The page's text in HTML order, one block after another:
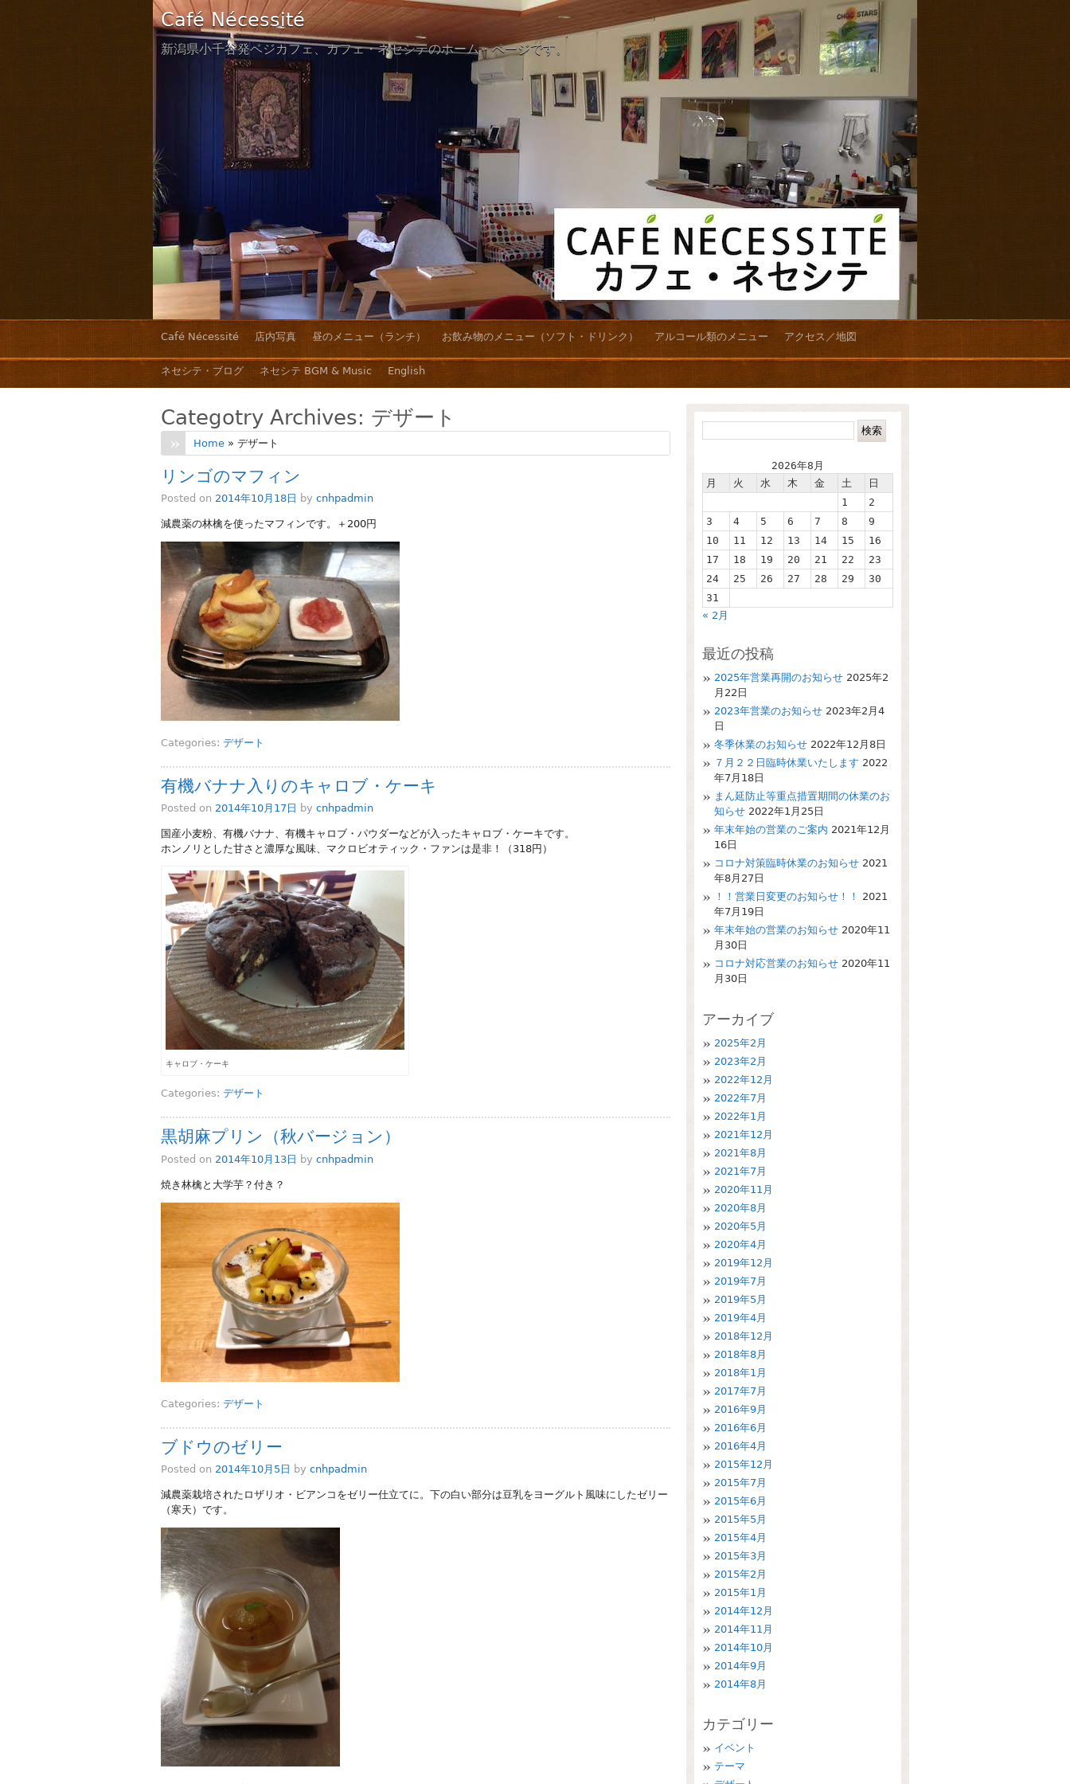
Café Nécessité
新潟県小千谷発ベジカフェ、カフェ・ネセシテのホーム・ページです。
Café Nécessité 店内写真 昼のメニュー（ランチ） お飲み物のメニュー（ソフト・ドリンク） アルコール類のメニュー アクセス／地図
ネセシテ・ブログ ネセシテ BGM & Music English
Categotry Archives: デザート
Home » デザート
リンゴのマフィン
Posted on 2014年10月18日 by cnhpadmin
減農薬の林檎を使ったマフィンです。＋200円
Categories: デザート
有機バナナ入りのキャロブ・ケーキ
Posted on 2014年10月17日 by cnhpadmin
国産小麦粉、有機バナナ、有機キャロブ・パウダーなどが入ったキャロブ・ケーキです。
ホンノリとした甘さと濃厚な風味、マクロビオティック・ファンは是非！（318円）
キャロブ・ケーキ
Categories: デザート
黒胡麻プリン（秋バージョン）
Posted on 2014年10月13日 by cnhpadmin
焼き林檎と大学芋？付き？
Categories: デザート
ブドウのゼリー
Posted on 2014年10月5日 by cnhpadmin
減農薬栽培されたロザリオ・ビアンコをゼリー仕立てに。下の白い部分は豆乳をヨーグルト風味にしたゼリー
（寒天）です。
2026年8月
月
火 水 木 金 土
日
1
2
3
4 5 6 7 8
9
10
11 12 13 14 15
16
17
18 19 20 21 22
23
24
25 26 27 28 29
30
31
« 2月
最近の投稿
2025年営業再開のお知らせ 2025年2
月22日
2023年営業のお知らせ 2023年2月4
日
冬季休業のお知らせ 2022年12月8日
７月２２日臨時休業いたします 2022
年7月18日
まん延防止等重点措置期間の休業のお
知らせ 2022年1月25日
年末年始の営業のご案内 2021年12月
16日
コロナ対策臨時休業のお知らせ 2021
年8月27日
！！営業日変更のお知らせ！！
2021
年7月19日
年末年始の営業のお知らせ 2020年11
月30日
コロナ対応営業のお知らせ 2020年11
月30日
アーカイブ
2025年2月
2023年2月
2022年12月
2022年7月
2022年1月
2021年12月
2021年8月
2021年7月
2020年11月
2020年8月
2020年5月
2020年4月
2019年12月
2019年7月
2019年5月
2019年4月
2018年12月
2018年8月
2018年1月
2017年7月
2016年9月
2016年6月
2016年4月
2015年12月
2015年7月
2015年6月
2015年5月
2015年4月
2015年3月
2015年2月
2015年1月
2014年12月
2014年11月
2014年10月
2014年9月
2014年8月
カテゴリー
イベント
テーマ